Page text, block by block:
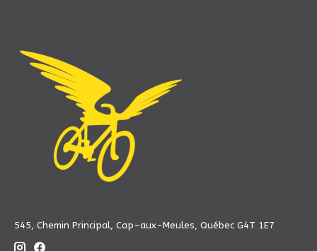
545, Chemin Principal, Cap-aux-Meules, Québec G4T 1E7